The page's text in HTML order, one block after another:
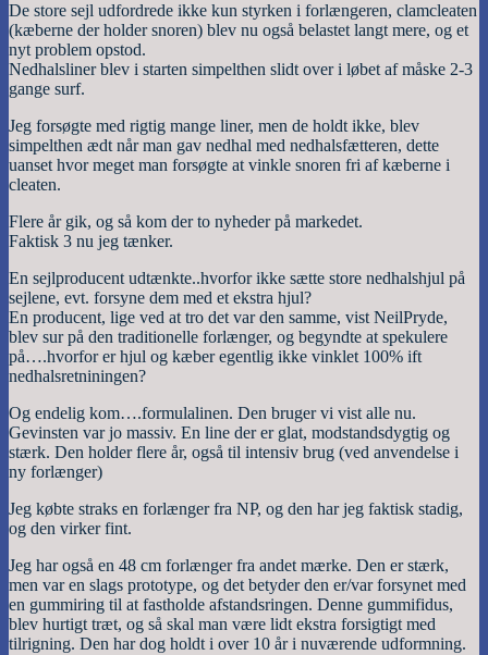
De store sejl udfordrede ikke kun styrken i forlængeren, clamcleaten
(kæberne der holder snoren) blev nu også belastet langt mere, og et
nyt problem opstod.
Nedhalsliner blev i starten simpelthen slidt over i løbet af måske 2-3
gange surf.
Jeg forsøgte med rigtig mange liner, men de holdt ikke, blev
simpelthen ædt når man gav nedhal med nedhalsfætteren, dette
uanset hvor meget man forsøgte at vinkle snoren fri af kæberne i
cleaten.
Flere år gik, og så kom der to nyheder på markedet.
Faktisk 3 nu jeg tænker.
En sejlproducent udtænkte..hvorfor ikke sætte store nedhalshjul på
sejlene, evt. forsyne dem med et ekstra hjul?
En producent, lige ved at tro det var den samme, vist NeilPryde,
blev sur på den traditionelle forlænger, og begyndte at spekulere
på….hvorfor er hjul og kæber egentlig ikke vinklet 100% ift
nedhalsretniningen?
Og endelig kom….formulalinen. Den bruger vi vist alle nu.
Gevinsten var jo massiv. En line der er glat, modstandsdygtig og
stærk. Den holder flere år, også til intensiv brug (ved anvendelse i
ny forlænger)
Jeg købte straks en forlænger fra NP, og den har jeg faktisk stadig,
og den virker fint.
Jeg har også en 48 cm forlænger fra andet mærke. Den er stærk,
men var en slags prototype, og det betyder den er/var forsynet med
en gummiring til at fastholde afstandsringen. Denne gummifidus,
blev hurtigt træt, og så skal man være lidt ekstra forsigtigt med
tilrigning. Den har dog holdt i over 10 år i nuværende udformning.